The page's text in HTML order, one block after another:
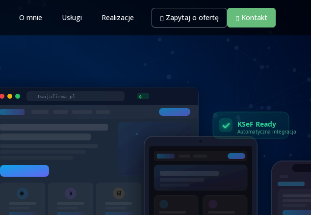
O mnie Usługi Realizacje Zapytaj o ofertę Kontakt
twojafirma.pl 🔒
▶
🌐 📱 🛒 ⚙️
KSeF Ready
Automatyczna integracja